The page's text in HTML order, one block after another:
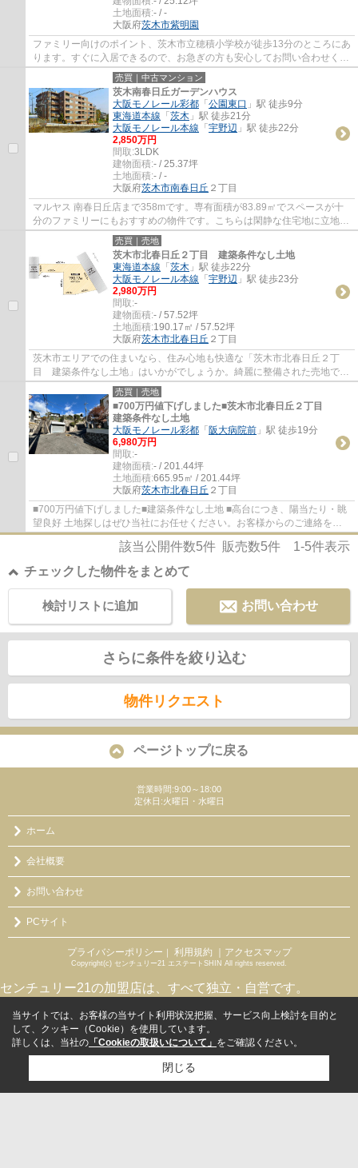
土地面積:- / -
大阪府茨木市紫明園
ファミリー向けのポイント、茨木市立穂積小学校が徒歩13分のところにあ
ります。すぐに入居できるので、お急ぎの方も安心してお問い合わせくだ
さい。20帖以上もあるリビングでゆったり...
売買｜中古マンション
茨木南春日丘ガーデンハウス
大阪モノレール彩都 「 公園東口 」駅 徒歩9分
東海道本線 「 茨木 」駅 徒歩21分
大阪モノレール本線 「 宇野辺 」駅 徒歩22分
2,850万円
間取:3LDK
建物面積:- / 25.37坪
土地面積:- / -
大阪府茨木市南春日丘 ２丁目
マルヤス 南春日丘店まで358mです。専有面積が83.89㎡でスペースが十
分のファミリーにもおすすめの物件です。こちらは閑静な住宅地に立地す
る物件です。中古マンションなら、物件の購...
売買｜売地
茨木市北春日丘２丁目 建築条件なし土地
東海道本線 「 茨木 」駅 徒歩22分
大阪モノレール本線 「 宇野辺 」駅 徒歩23分
2,980万円
間取:-
建物面積:- / 57.52坪
土地面積:190.17㎡ / 57.52坪
大阪府茨木市北春日丘 ２丁目
茨木市エリアでの住まいなら、住み心地も快適な「茨木市北春日丘２丁
目 建築条件なし土地」はいかがでしょうか。綺麗に整備された売地です
ので、面倒な手入れなど必要ありません。広...
売買｜売地
■700万円値下げしました■茨木市北春日丘２丁目
建築条件なし土地
大阪モノレール彩都 「 阪大病院前 」駅 徒歩19分
6,980万円
間取:-
建物面積:- / 201.44坪
土地面積:665.95㎡ / 201.44坪
大阪府茨木市北春日丘 ２丁目
■700万円値下げしました■建築条件なし土地 ■高台につき、陽当たり・眺
望良好 土地探しはぜひ当社にお任せください。お客様からのご連絡をス
タッフ一同お待ちしております。
該当公開件数5件 販売数5件 1-5件表示
チェックした物件をまとめて
お問い合わせ
検討リストに追加
さらに条件を絞り込む
物件リクエスト
ページトップに戻る
営業時間:9:00～18:00
定休日:火曜日・水曜日
ホーム
会社概要
お問い合わせ
PCサイト
プライバシーポリシー ｜ 利用規約 ｜アクセスマップ
Copyright(c) センチュリー21 エステートSHIN All rights reserved.
センチュリー21の加盟店は、すべて独立・自営です。
当サイトでは、お客様の当サイト利用状況把握、サービス向上検討を目的と
して、クッキー（Cookie）を使用しています。
詳しくは、当社の 「Cookieの取扱いについて」 をご確認ください。
閉じる